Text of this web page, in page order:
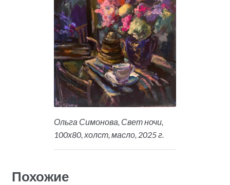
Ольга Симонова, Свет ночи,
100х80, холст, масло, 2025 г.
Похожие